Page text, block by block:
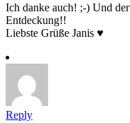
Ich danke auch! ;-) Und
Entdeckung!!
Liebste Grüße Janis ♥
Reply